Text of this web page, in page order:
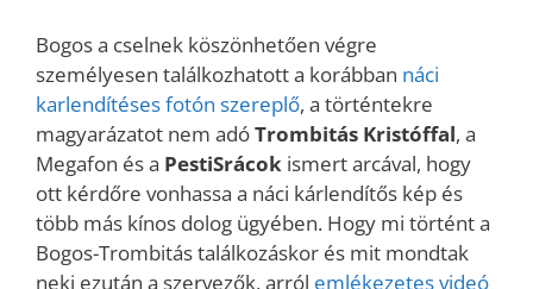
Bogos a cselnek köszönhetően végre
személyesen találkozhatott a korábban náci
karlendítéses fotón szereplő, a történtekre
magyarázatot nem adóTrombitás Kristóffal, a
Megafon és a PestiSrácok ismert arcával, hogy
ott kérdőre vonhassa a náci kárlendítős kép és
több más kínos dolog ügyében. Hogy mi történt a
Bogos-Trombitás találkozáskor és mit mondtak
neki ezután a szervezők, arról emlékezetes videó